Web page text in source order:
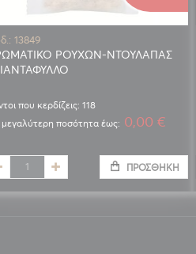
13849
ΡΟΥΧΩΝ-ΝΤΟΥΛΑΠΑΣ
που κερδίζεις: 118
μεγαλύτερη ποσότητα έως: 0,00 €
ΠΡΟΣΘΉΚΗ